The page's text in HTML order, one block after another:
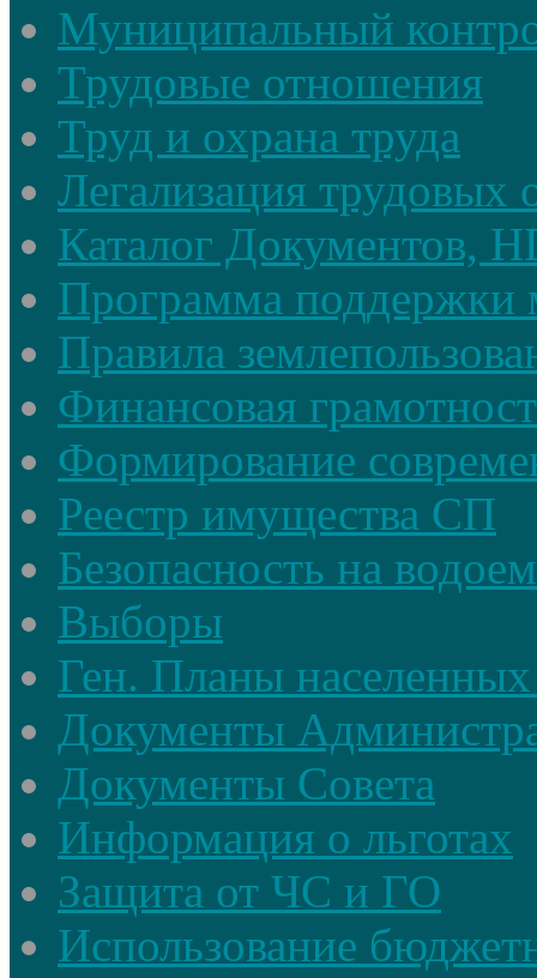
Муниципальный
Трудовые отношения
Труд и охрана труда
Легализация трудовых
Каталог Документов,
Программа поддержки
Правила
Финансовая
Формирование
Реестр имущества СП
Безопасность на
Выборы
Ген. Планы
Документы
Документы Совета
Информация о льготах
Защита от ЧС и ГО
Использование